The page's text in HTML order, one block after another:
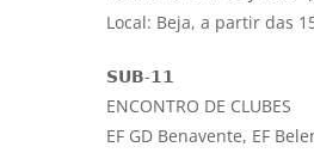
Local: Beja, a partir das
𝗦𝗨𝗕-𝟭𝟭
ENCONTRO DE CLUBES
EF GD Benavente, EF